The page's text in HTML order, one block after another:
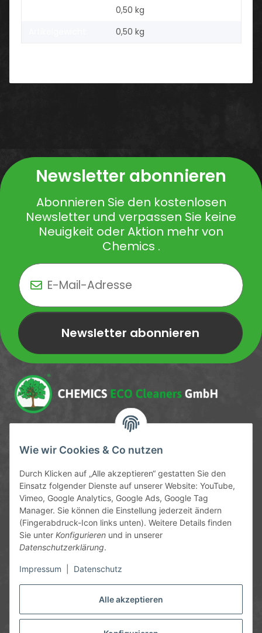
Alle akzeptieren
Wie wir Cookies & Co nutzen
Durch Klicken auf „Alle akzeptieren“ gestatten Sie den
Einsatz folgender Dienste auf unserer Website: YouTube,
Vimeo, Google Analytics, Google Ads, Google Tag
Manager. Sie können die Einstellung jederzeit ändern
(Fingerabdruck-Icon links unten). Weitere Details finden
Sie unter Konfigurieren und in unserer
Datenschutzerklärung.
Impressum Datenschutz
Produkteigenschaft0,50 kg
0,50 kg
Newsletter abonnieren
Abonnieren Sie den kostenlosen
Newsletter und verpassen Sie keine
Neuigkeit oder Aktion mehr von
Chemics .
Newsletter abonnieren
Newsletter Newsletter abonnieren
Service-Hotline
09372 / 70 80 90
Mo-Fr, 09:00-12:00 | 13:00-17:00 Uhr
Hinter den Straßenäckern 11-13
63906 Erlenbach
info@chemics.eu
Gesetzliche Informationen